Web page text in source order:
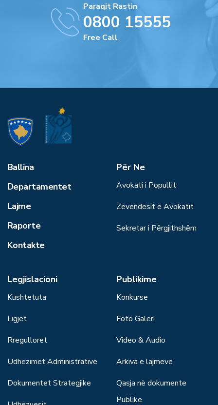
Paraqit Rastin
0800 15555
Free Call
Ballina
Departamentet
Lajme
Raporte
Kontakte
Për Ne
Avokati i Popullit
Zëvendësit e Avokatit
Sekretar i Përgjithshëm
Legjislacioni
Kushtetuta
Ligjet
Rregulloret
Udhëzimet Administrative
Dokumentet Strategjike
Publikime
Konkurse
Foto Galeri
Video & Audio
Arkiva e lajmeve
Qasja në dokumente
Publike